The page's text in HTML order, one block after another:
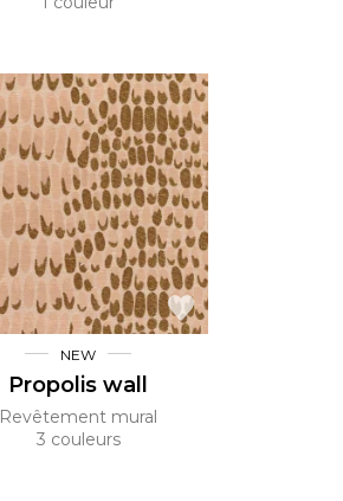
NEW
Propolis wall
Revêtement mural
3 couleurs